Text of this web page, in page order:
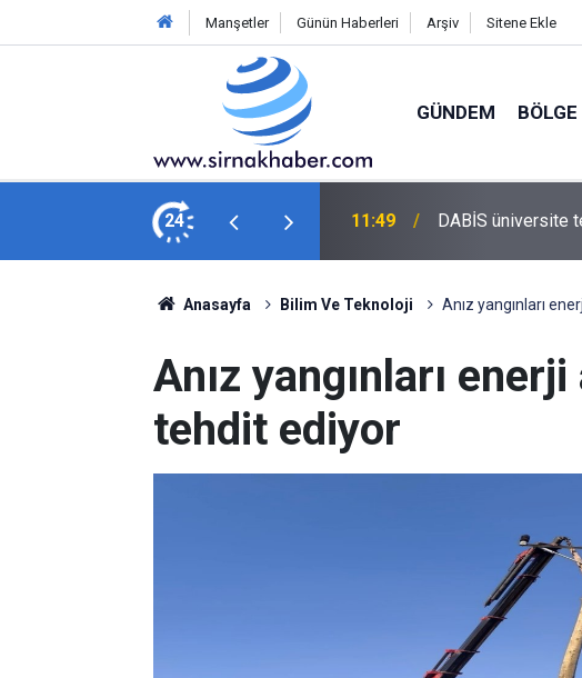
Manşetler Günün Haberleri Arşiv Sitene Ekle
GÜNDEM BÖLGE
24
veriye dayalı rehberlik sunuyor 11:10
Nevas Outlet'ten
fırsatı başladı
Anasayfa Bilim Ve Teknoloji Anız yangınları
Anız yangınları enerji
tehdit ediyor